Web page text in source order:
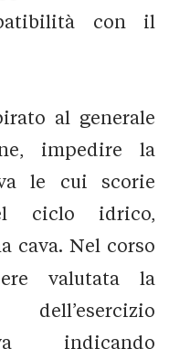
con il
al generale
impedire la
le cui scorie
ciclo idrico,
cava. Nel corso
valutata la
indicando